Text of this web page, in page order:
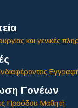
και γενικές
Γονέων
Προόδου Μαθητή